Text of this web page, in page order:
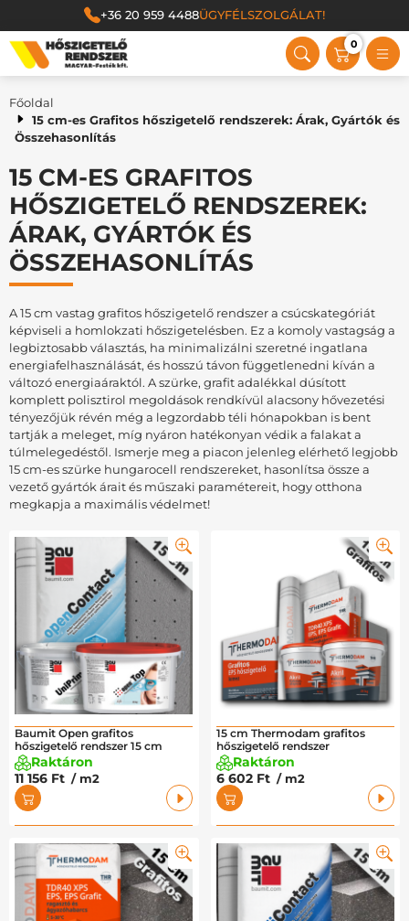
+36 20 959 4488ÜGYFÉLSZOLGÁLAT!
Magyar Festék Kft.
0
Főoldal
15 cm-es Grafitos hőszigetelő rendszerek: Árak, Gyártók és
Összehasonlítás
15 CM-ES GRAFITOS
HŐSZIGETELŐ RENDSZEREK:
ÁRAK, GYÁRTÓK ÉS
ÖSSZEHASONLÍTÁS
A 15 cm vastag grafitos hőszigetelő rendszer a csúcskategóriát
képviseli a homlokzati hőszigetelésben. Ez a komoly vastagság a
legbiztosabb választás, ha minimalizálni szeretné ingatlana
energiafelhasználását, és hosszú távon függetlenedni kíván a
változó energiaáraktól. A szürke, grafit adalékkal dúsított
komplett polisztirol megoldások rendkívül alacsony hővezetési
tényezőjük révén még a legzordabb téli hónapokban is bent
tartják a meleget, míg nyáron hatékonyan védik a falakat a
túlmelegedéstől. Ismerje meg a piacon jelenleg elérhető legjobb
15 cm-es szürke hungarocell rendszereket, hasonlítsa össze a
vezető gyártók árait és műszaki paramétereit, hogy otthona
megkapja a maximális védelmet!
Baumit Open grafitos
hőszigetelő rendszer 15 cm
Raktáron
11 156 Ft / m2
15 cm Thermodam grafitos
hőszigetelő rendszer
Raktáron
6 602 Ft / m2